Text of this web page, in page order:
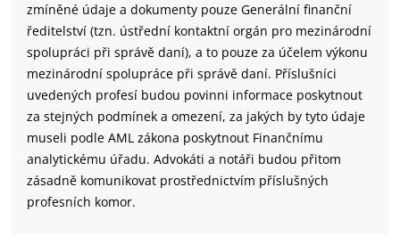
zmíněné údaje a dokumenty pouze Generální finanční
ředitelství (tzn. ústřední kontaktní orgán pro mezinárodní
spolupráci při správě daní), a to pouze za účelem výkonu
mezinárodní spolupráce při správě daní. Příslušníci
uvedených profesí budou povinni informace poskytnout
za stejných podmínek a omezení, za jakých by tyto údaje
museli podle AML zákona poskytnout Finančnímu
analytickému úřadu. Advokáti a notáři budou přitom
zásadně komunikovat prostřednictvím příslušných
profesních komor.